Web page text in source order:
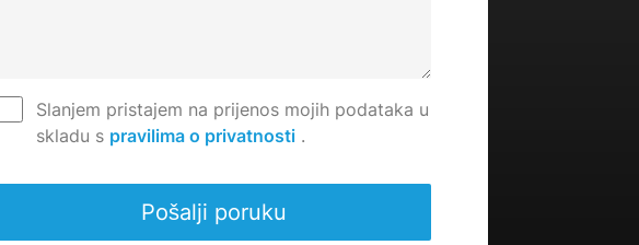
Slanjem pristajem na prijenos mojih podataka u
skladu s pravilima o privatnosti .